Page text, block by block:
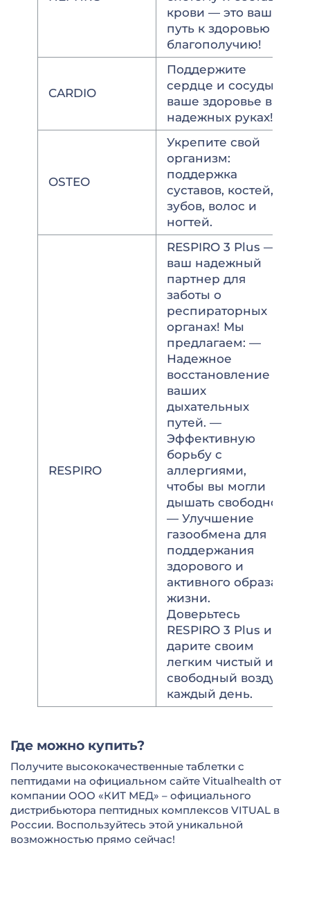
крови — это ваш
путь к здоровью и
благополучию!
CARDIO
Поддержите
сердце и сосуды –
ваше здоровье в
надежных руках!
OSTEO
Укрепите свой
организм:
поддержка
суставов, костей,
зубов, волос и
ногтей.
RESPIRO
RESPIRO 3 Plus —
ваш надежный
партнер для
заботы о
респираторных
органах! Мы
предлагаем: —
Надежное
восстановление
ваших
дыхательных
путей. —
Эффективную
борьбу с
аллергиями,
чтобы вы могли
дышать свободно.
— Улучшение
газообмена для
поддержания
здорового и
активного образа
жизни.
Доверьтесь
RESPIRO 3 Plus и
дарите своим
легким чистый и
свободный воздух
каждый день.
Где можно купить?
Получите высококачественные таблетки с
пептидами на официальном сайте Vitualhealth от
компании ООО «КИТ МЕД» – официального
дистрибьютора пептидных комплексов VITUAL в
России. Воспользуйтесь этой уникальной
возможностью прямо сейчас!